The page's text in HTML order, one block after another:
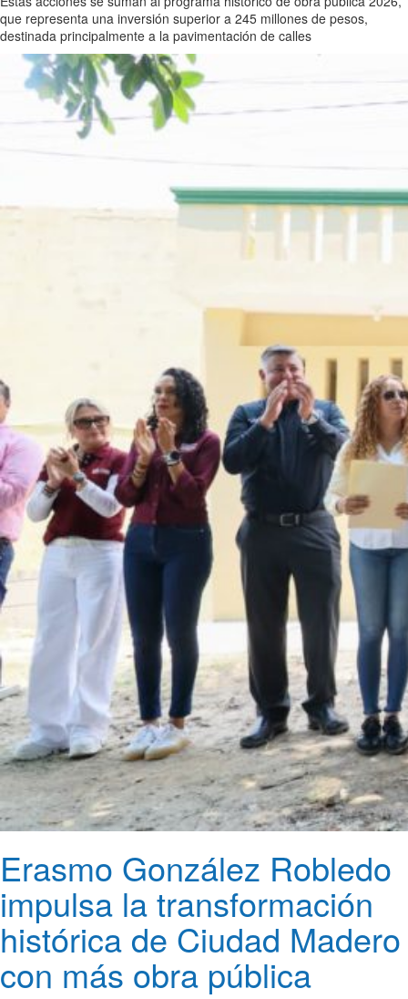
que representa una inversión superior a 245 millones de pesos,
destinada principalmente a la pavimentación de calles
Erasmo González Robledo
impulsa la transformación
histórica de Ciudad Madero
con más obra pública